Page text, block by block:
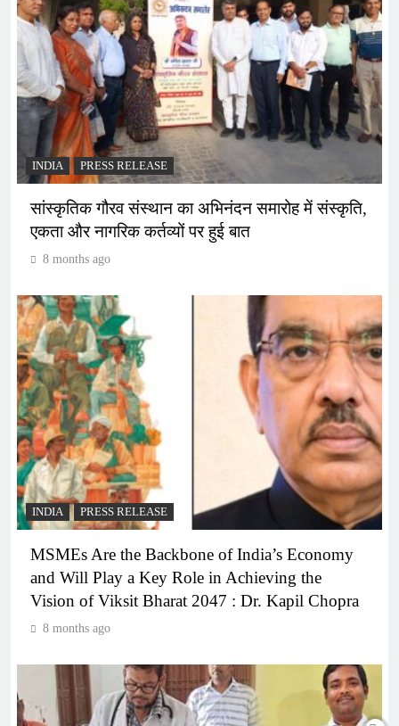
INDIA PRESS RELEASE
सांस्कृतिक गौरव संस्थान का अभिनंदन समारोह में संस्कृति,
एकता और नागरिक कर्तव्यों पर हुई बात
8 months ago
INDIA PRESS RELEASE
MSMEs Are the Backbone of India’s Economy
and Will Play a Key Role in Achieving the
Vision of Viksit Bharat 2047 : Dr. Kapil Chopra
8 months ago